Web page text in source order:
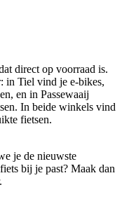
direct op voorraad is.
in Tiel vind je e-bikes,
en in Passewaaij
In beide winkels vind
fietsen.
je de nieuwste
bij je past? Maak dan